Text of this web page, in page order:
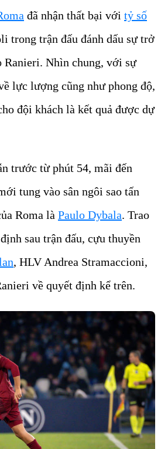
đã nhận thất bại với tỷ số
trong trận đấu đánh dấu sự trở
Ranieri. Nhìn chung, với sự
lực lượng cũng như phong độ,
đội khách là kết quả được dự
trước từ phút 54, mãi đến
tung vào sân ngôi sao tấn
Roma là Paulo Dybala. Trao
sau trận đấu, cựu thuyền
, HLV Andrea Stramaccioni,
về quyết định kể trên.